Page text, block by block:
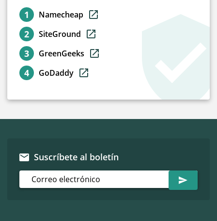
Namecheap
SiteGround
GreenGeeks
GoDaddy
Suscríbete al boletín